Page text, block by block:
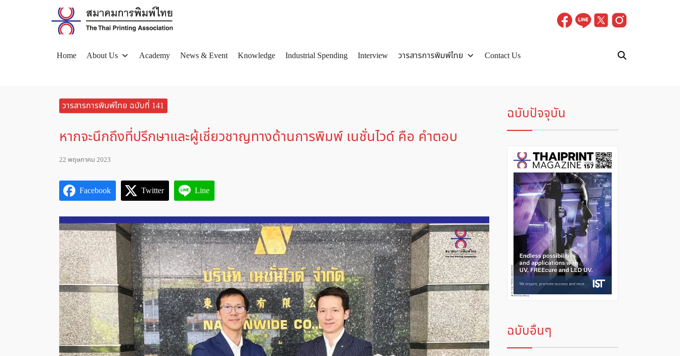
Home About Us Academy News & Event Knowledge Industrial Spending Interview วารสารการพิมพ์ไทย
Contact Us
วารสารการพิมพ์ไทย ฉบับที่ 141
หากจะนึกถึงที่ปรึกษาและผู้เชี่ยวชาญทางด้านการพิมพ์ เนชั่นไวด์ คือ คำตอบ
22 พฤษภาคม 2023
Facebook Twitter Line
ฉบับปัจจุบัน
ฉบับอื่นๆ